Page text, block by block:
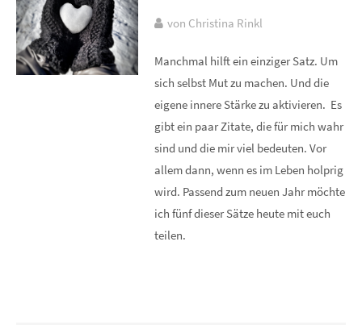
von Christina Rinkl
Manchmal hilft ein einziger Satz. Um
sich selbst Mut zu machen. Und die
eigene innere Stärke zu aktivieren. Es
gibt ein paar Zitate, die für mich wahr
sind und die mir viel bedeuten. Vor
allem dann, wenn es im Leben holprig
wird. Passend zum neuen Jahr möchte
ich fünf dieser Sätze heute mit euch
teilen.